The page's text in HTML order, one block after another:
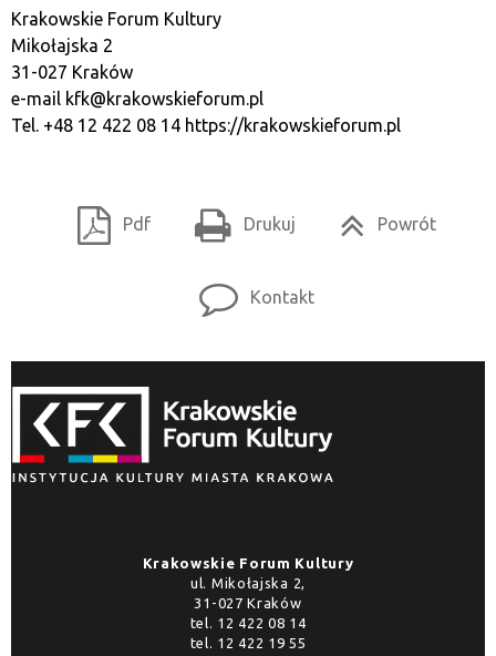
Krakowskie Forum Kultury
Mikołajska 2
31-027 Kraków
e-mail kfk@krakowskieforum.pl
Tel. +48 12 422 08 14 https://krakowskieforum.pl
Pdf Drukuj Powrót
Kontakt
Krakowskie Forum Kultury
ul. Mikołajska 2,
31-027 Kraków
tel. 12 422 08 14
tel. 12 422 19 55